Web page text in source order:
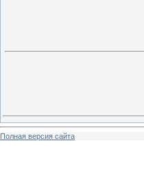
Полная версия сайта